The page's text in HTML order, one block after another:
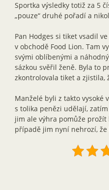
Sportka výsledky totiž za 5
„pouze“ druhé pořadí a
Pan Hodges si tiket vsadil
v obchodě Food Lion. Tam
svými oblíbenými a
sázkou svěřil ženě. Byla to
zkontrolovala tiket a
Manželé byli z takto vysoké
s tolika penězi udělají,
jim ale výhra pomůže
případě jim nyní nehrozí,